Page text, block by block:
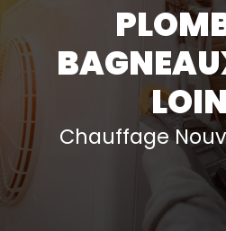
Chauffage